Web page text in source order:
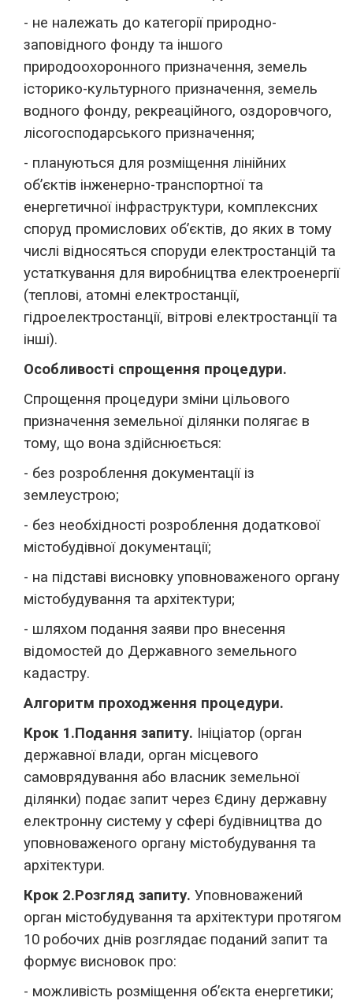
- не належать до категорії природно-
заповідного фонду та іншого
природоохоронного призначення, земель
історико-культурного призначення, земель
водного фонду, рекреаційного, оздоровчого,
лісогосподарського призначення;
- плануються для розміщення лінійних
об’єктів інженерно-транспортної та
енергетичної інфраструктури, комплексних
споруд промислових об’єктів, до яких в тому
числі відносяться споруди електростанцій та
устаткування для виробництва електроенергії
(теплові, атомні електростанції,
гідроелектростанції, вітрові електростанції та
інші).
Особливості спрощення процедури.
Спрощення процедури зміни цільового
призначення земельної ділянки полягає в
тому, що вона здійснюється:
- без розроблення документації із
землеустрою;
- без необхідності розроблення додаткової
містобудівної документації;
- на підставі висновку уповноваженого органу
містобудування та архітектури;
- шляхом подання заяви про внесення
відомостей до Державного земельного
кадастру.
Алгоритм проходження процедури.
Крок 1.Подання запиту. Ініціатор (орган
державної влади, орган місцевого
самоврядування або власник земельної
ділянки) подає запит через Єдину державну
електронну систему у сфері будівництва до
уповноваженого органу містобудування та
архітектури.
Крок 2.Розгляд запиту. Уповноважений
орган містобудування та архітектури протягом
10 робочих днів розглядає поданий запит та
формує висновок про:
- можливість розміщення об’єкта енергетики;